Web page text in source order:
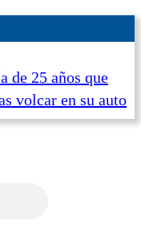
de 25 años que
volcar en su auto